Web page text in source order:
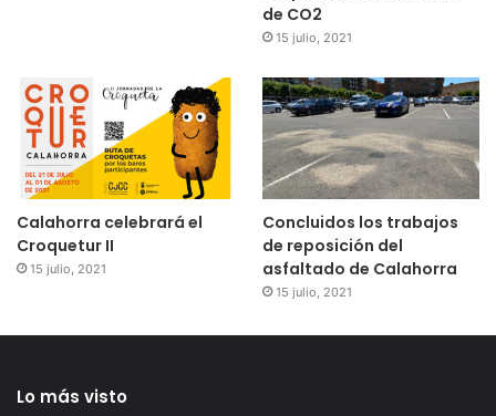
de CO2
15 julio, 2021
Calahorra celebrará el
Croquetur II
15 julio, 2021
Concluidos los trabajos
de reposición del
asfaltado de Calahorra
15 julio, 2021
Lo más visto